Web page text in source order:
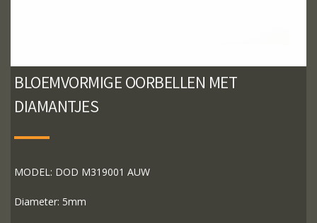
BLOEMVORMIGE OORBELLEN MET
DIAMANTJES
MODEL: DOD M319001 AUW
Diameter: 5mm